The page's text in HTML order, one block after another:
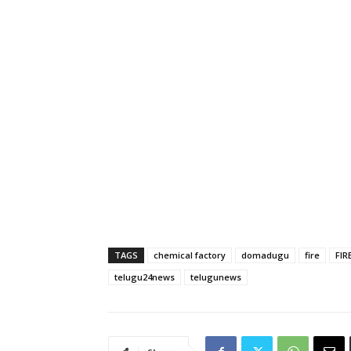
TAGS chemical factory domadugu fire
telugu24news
telugunews